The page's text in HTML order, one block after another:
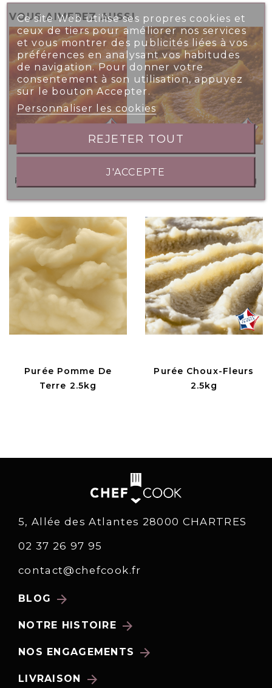
VOUS AIMEREZ AUSSI
Purée Carottes 2.5kg Purée Potirons 2.5kg
Purée Pomme De
Terre 2.5kg
Purée Choux-Fleurs
2.5kg
5, Allée des Atlantes 28000 CHARTRES
02 37 26 97 95
contact@chefcook.fr
BLOG arrow_forward
NOTRE HISTOIRE arrow_forward
NOS ENGAGEMENTS arrow_forward
LIVRAISON arrow_forward
Ce site Web utilise ses propres cookies et
ceux de tiers pour améliorer nos services
et vous montrer des publicités liées à vos
préférences en analysant vos habitudes
de navigation. Pour donner votre
consentement à son utilisation, appuyez
sur le bouton Accepter.
Personnaliser les cookies
REJETER TOUT
J'ACCEPTE